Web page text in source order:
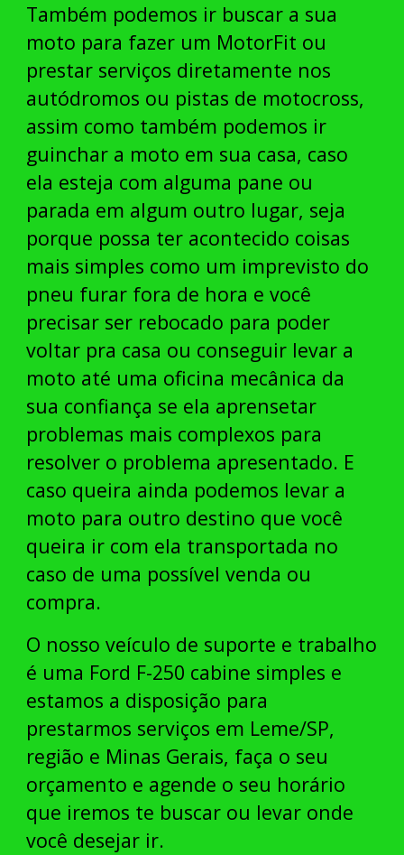
Também podemos ir buscar a sua
moto para fazer um MotorFit ou
prestar serviços diretamente nos
autódromos ou pistas de motocross,
assim como também podemos ir
guinchar a moto em sua casa, caso
ela esteja com alguma pane ou
parada em algum outro lugar, seja
porque possa ter acontecido coisas
mais simples como um imprevisto do
pneu furar fora de hora e você
precisar ser rebocado para poder
voltar pra casa ou conseguir levar a
moto até uma oficina mecânica da
sua confiança se ela aprensetar
problemas mais complexos para
resolver o problema apresentado. E
caso queira ainda podemos levar a
moto para outro destino que você
queira ir com ela transportada no
caso de uma possível venda ou
compra.
O nosso veículo de suporte e trabalho
é uma Ford F-250 cabine simples e
estamos a disposição para
prestarmos serviços em Leme/SP,
região e Minas Gerais, faça o seu
orçamento e agende o seu horário
que iremos te buscar ou levar onde
você desejar ir.